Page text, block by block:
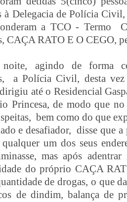
à Delegacia de Polícia
a TCO - Termo
CAÇA RATO E O CEGO,
agindo de forma
a Polícia Civil, desta vez
até o Residencial
Princesa, de modo que
bem como do que
e desafiador, disse que
um dos seus
mas após
do próprio CAÇA
de drogas, o que
de dindim, balança de